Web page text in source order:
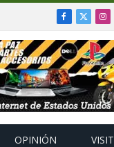
Facebook
X
OPINIÓN